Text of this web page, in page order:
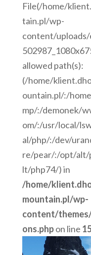
File(/home/
tain.pl/wp-
content/uploads/
allowed path(s):
(/home/
ountain.pl/:/
mp/:/demonek/
om/:/usr/local/
al/php/:/dev/
re/pear/:/opt/alt/
lt/php74/) in
/home/
mountain.pl/wp-
content/
ons.phpon line